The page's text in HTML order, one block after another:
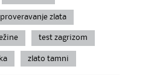
proveravanje zlata
test zagrizom
zlato tamni